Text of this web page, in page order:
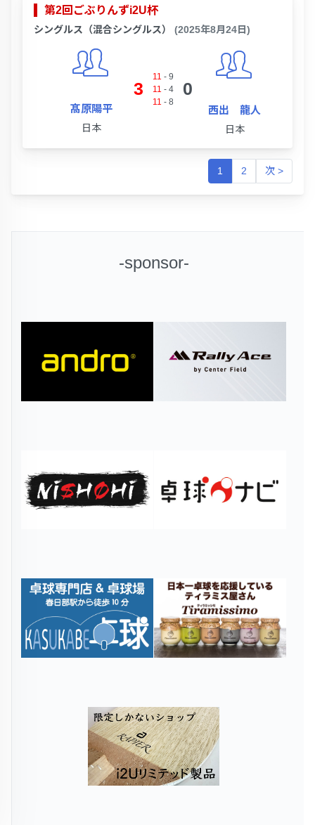
第2回ごぶりんずi2U杯
シングルス（混合シングルス） (2025年8月24日)
髙原陽平
日本
3
11 - 9
11 - 4
11 - 8
0
西出 龍人
日本
1 2 次 >
-sponsor-